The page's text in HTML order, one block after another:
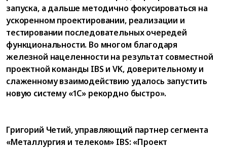
запуска, а дальше методично фокусироваться на
ускоренном проектировании, реализации и
тестировании последовательных очередей
функциональности. Во многом благодаря
железной нацеленности на результат совместной
проектной команды IBS и VK, доверительному и
слаженному взаимодействию удалось запустить
новую систему «1С» рекордно быстро».
Григорий Четий, управляющий партнер сегмента
«Металлургия и телеком» IBS: «Проект